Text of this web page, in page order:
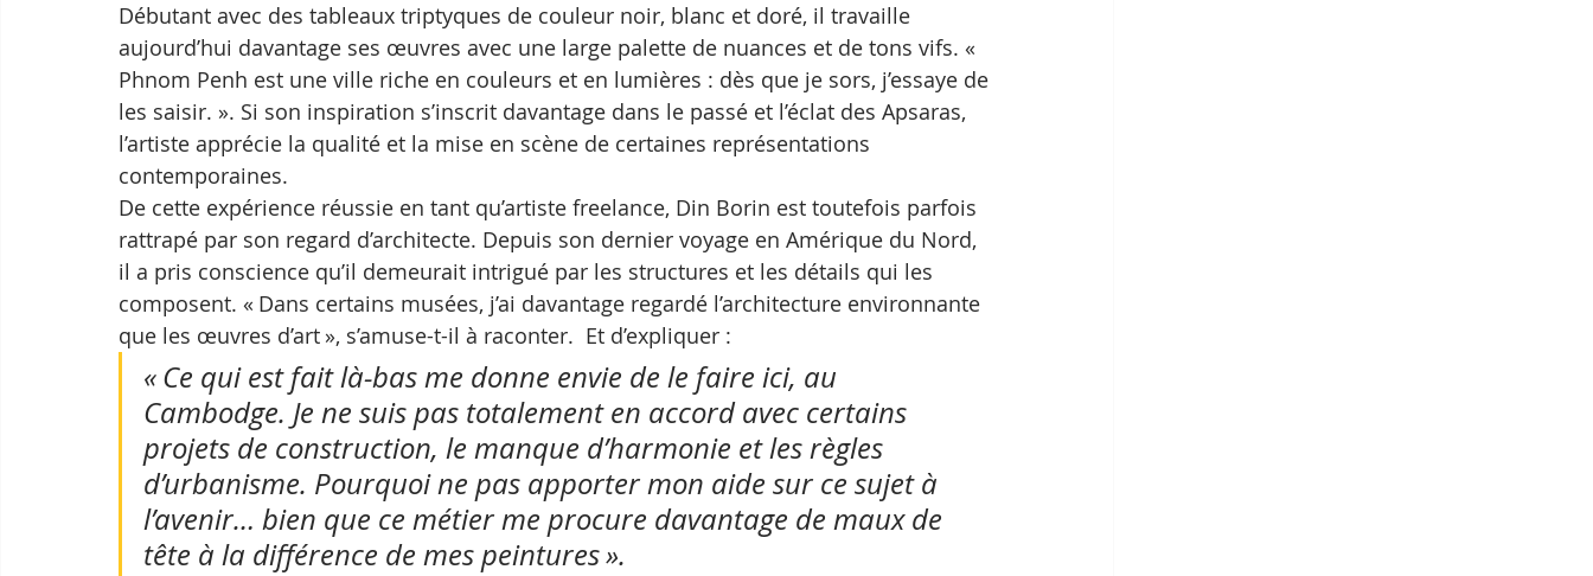
Débutant avec des tableaux triptyques de couleur noir, blanc et doré, il travaille
aujourd’hui davantage ses œuvres avec une large palette de nuances et de tons vifs. «
Phnom Penh est une ville riche en couleurs et en lumières : dès que je sors, j’essaye de
les saisir. ». Si son inspiration s’inscrit davantage dans le passé et l’éclat des Apsaras,
l’artiste apprécie la qualité et la mise en scène de certaines représentations
contemporaines.
De cette expérience réussie en tant qu’artiste freelance, Din Borin est toutefois parfois
rattrapé par son regard d’architecte. Depuis son dernier voyage en Amérique du Nord,
il a pris conscience qu’il demeurait intrigué par les structures et les détails qui les
composent. « Dans certains musées, j’ai davantage regardé l’architecture environnante
que les œuvres d’art », s’amuse-t-il à raconter.  Et d’expliquer :
« Ce qui est fait là-bas me donne envie de le faire ici, au
Cambodge. Je ne suis pas totalement en accord avec certains
projets de construction, le manque d’harmonie et les règles
d’urbanisme. Pourquoi ne pas apporter mon aide sur ce sujet à
l’avenir… bien que ce métier me procure davantage de maux de
tête à la différence de mes peintures ».